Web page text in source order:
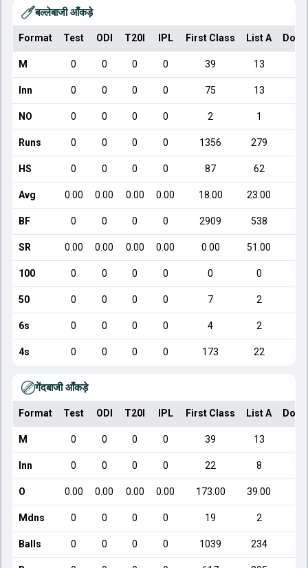
बल्लेबाजी आँकड़े
Format Test ODI T20I IPL First Class List A
M 0 0 0 0 39 13
Inn 0 0 0 0 75 13
NO 0 0 0 0 2 1
Runs 0 0 0 0 1356 279
HS 0 0 0 0 87 62
Avg 0.00 0.00 0.00 0.00 18.00 23.00
BF 0 0 0 0 2909 538
SR 0.00 0.00 0.00 0.00 0.00 51.00
100 0 0 0 0 0 0
50 0 0 0 0 7 2
6s 0 0 0 0 4 2
4s 0 0 0 0 173 22
गेंदबाजी आँकड़े
Format Test ODI T20I IPL First Class List A
M 0 0 0 0 39 13
Inn 0 0 0 0 22 8
O 0.00 0.00 0.00 0.00 173.00 39.00
Mdns 0 0 0 0 19 2
Balls 0 0 0 0 1039 234